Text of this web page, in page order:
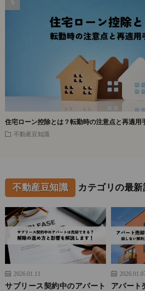
住宅ローン控除とは？転勤時の注意点と再適用
不動産豆知識
不動産豆知識 カテゴリの最新
2026.01.11
サブリース契約中のアパート
アパート